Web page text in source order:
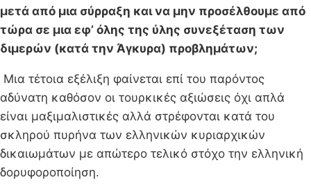
μετά από μια σύρραξη και να μην προσέλθουμε από
τώρα σε μια εφ’ όλης της ύλης συνεξέταση των
διμερών (κατά την Άγκυρα) προβλημάτων;
Μια τέτοια εξέλιξη φαίνεται επί του παρόντος
αδύνατη καθόσον οι τουρκικές αξιώσεις όχι απλά
είναι μαξιμαλιστικές αλλά στρέφονται κατά του
σκληρού πυρήνα των ελληνικών κυριαρχικών
δικαιωμάτων με απώτερο τελικό στόχο την ελληνική
δορυφοροποίηση.